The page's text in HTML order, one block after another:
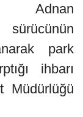
Adnan
park
ihbarı
Müdürlüğü